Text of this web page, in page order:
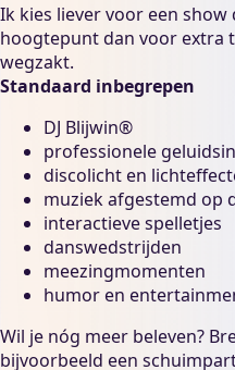
Ik kies liever voor een show
hoogtepunt dan voor extra
wegzakt.
Standaard inbegrepen
DJ Blijwin®
professionele
discolicht en
muziek afgestemd op
interactieve spelletjes
danswedstrijden
meezingmomenten
humor en
Wil je nóg meer beleven?
bijvoorbeeld een